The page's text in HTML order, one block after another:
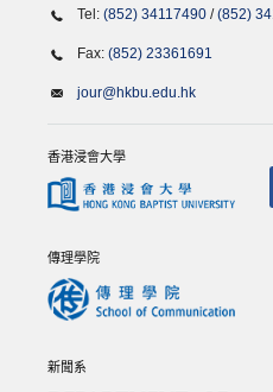
Tel: (852) 34117490 /(852)
Fax: (852) 23361691
jour@hkbu.edu.hk
香港浸會大學
傳理學院
新聞系